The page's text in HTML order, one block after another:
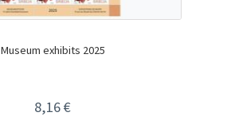
Museum exhibits 2025
8,16€